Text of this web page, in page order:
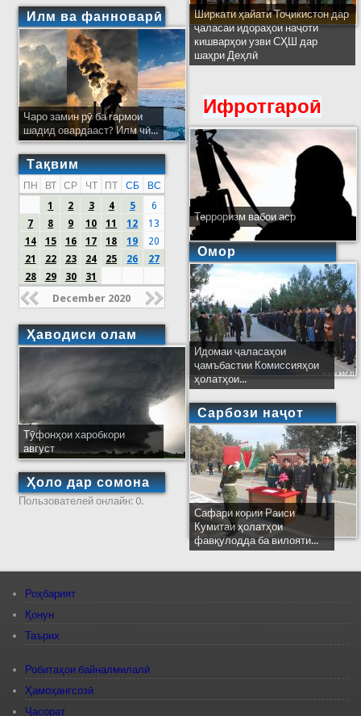
Илм ва фанноварӣ
Чаро замин рӯ ба гармои
шадид овардааст? Илм чӣ...
Тақвим
ПН ВТ СР ЧТ ПТ СБ
ВС
1
2 3 4 5
6
7
8 9 10 11 12
13
14
15 16 17 18 19
20
21
22 23 24 25 26
27
28
29 30 31
December 2020
Ҳаводиси олам
Тӯфонҳои харобкори
август
Ҳоло дар сомона
Пользователей онлайн: 0.
Ширкати ҳайати Тоҷикистон дар
ҷаласаи идораҳои наҷоти
кишварҳои узви СҲШ дар
шаҳри Деҳлӣ
Ифротгароӣ
Терроризм вабои аср
Омор
Идомаи ҷаласаҳои
ҷамъбастии Комиссияҳои
ҳолатҳои...
Сарбози наҷот
Сафари кории Раиси
Кумитаи ҳолатҳои
фавқулодда ба вилояти...
Роҳбарият
Қонун
Таърих
Робитаҳои байналмилалӣ
Ҳамоҳангсозӣ
Ҷасорат